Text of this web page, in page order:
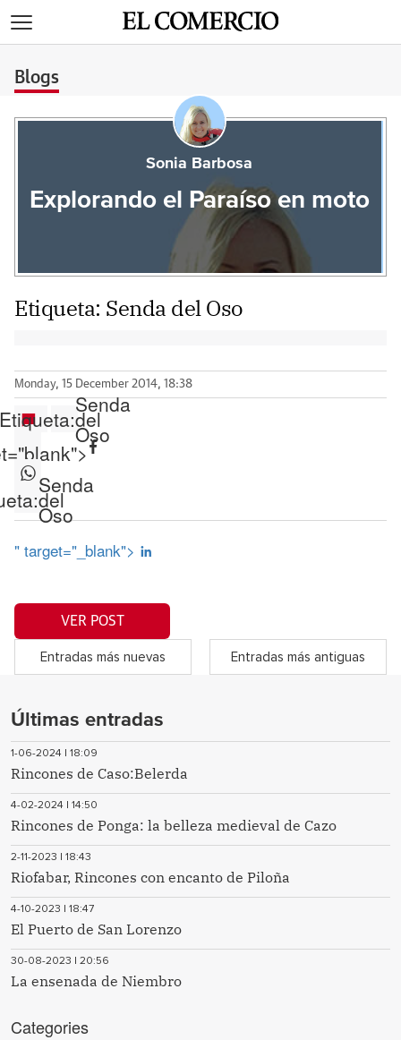
Blogs
Sonia Barbosa
Explorando el Paraíso en moto
Etiqueta: Senda del Oso
Monday, 15 December 2014, 18:38
Senda
del
Oso
Senda
del
Oso
" target="_blank">
VER POST
Entradas más nuevas Entradas más antiguas
Últimas entradas
1-06-2024 | 18:09
Rincones de Caso:Belerda
4-02-2024 | 14:50
Rincones de Ponga: la belleza medieval de Cazo
2-11-2023 | 18:43
Riofabar, Rincones con encanto de Piloña
4-10-2023 | 18:47
El Puerto de San Lorenzo
30-08-2023 | 20:56
La ensenada de Niembro
Categories